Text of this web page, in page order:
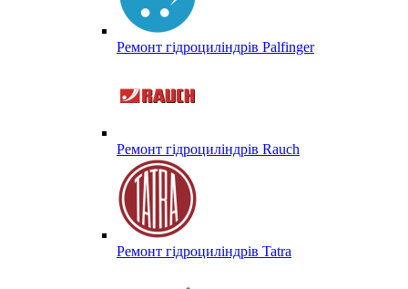
Ремонт гідроциліндрів Palfinger
Ремонт гідроциліндрів Rauch
Ремонт гідроциліндрів Tatra